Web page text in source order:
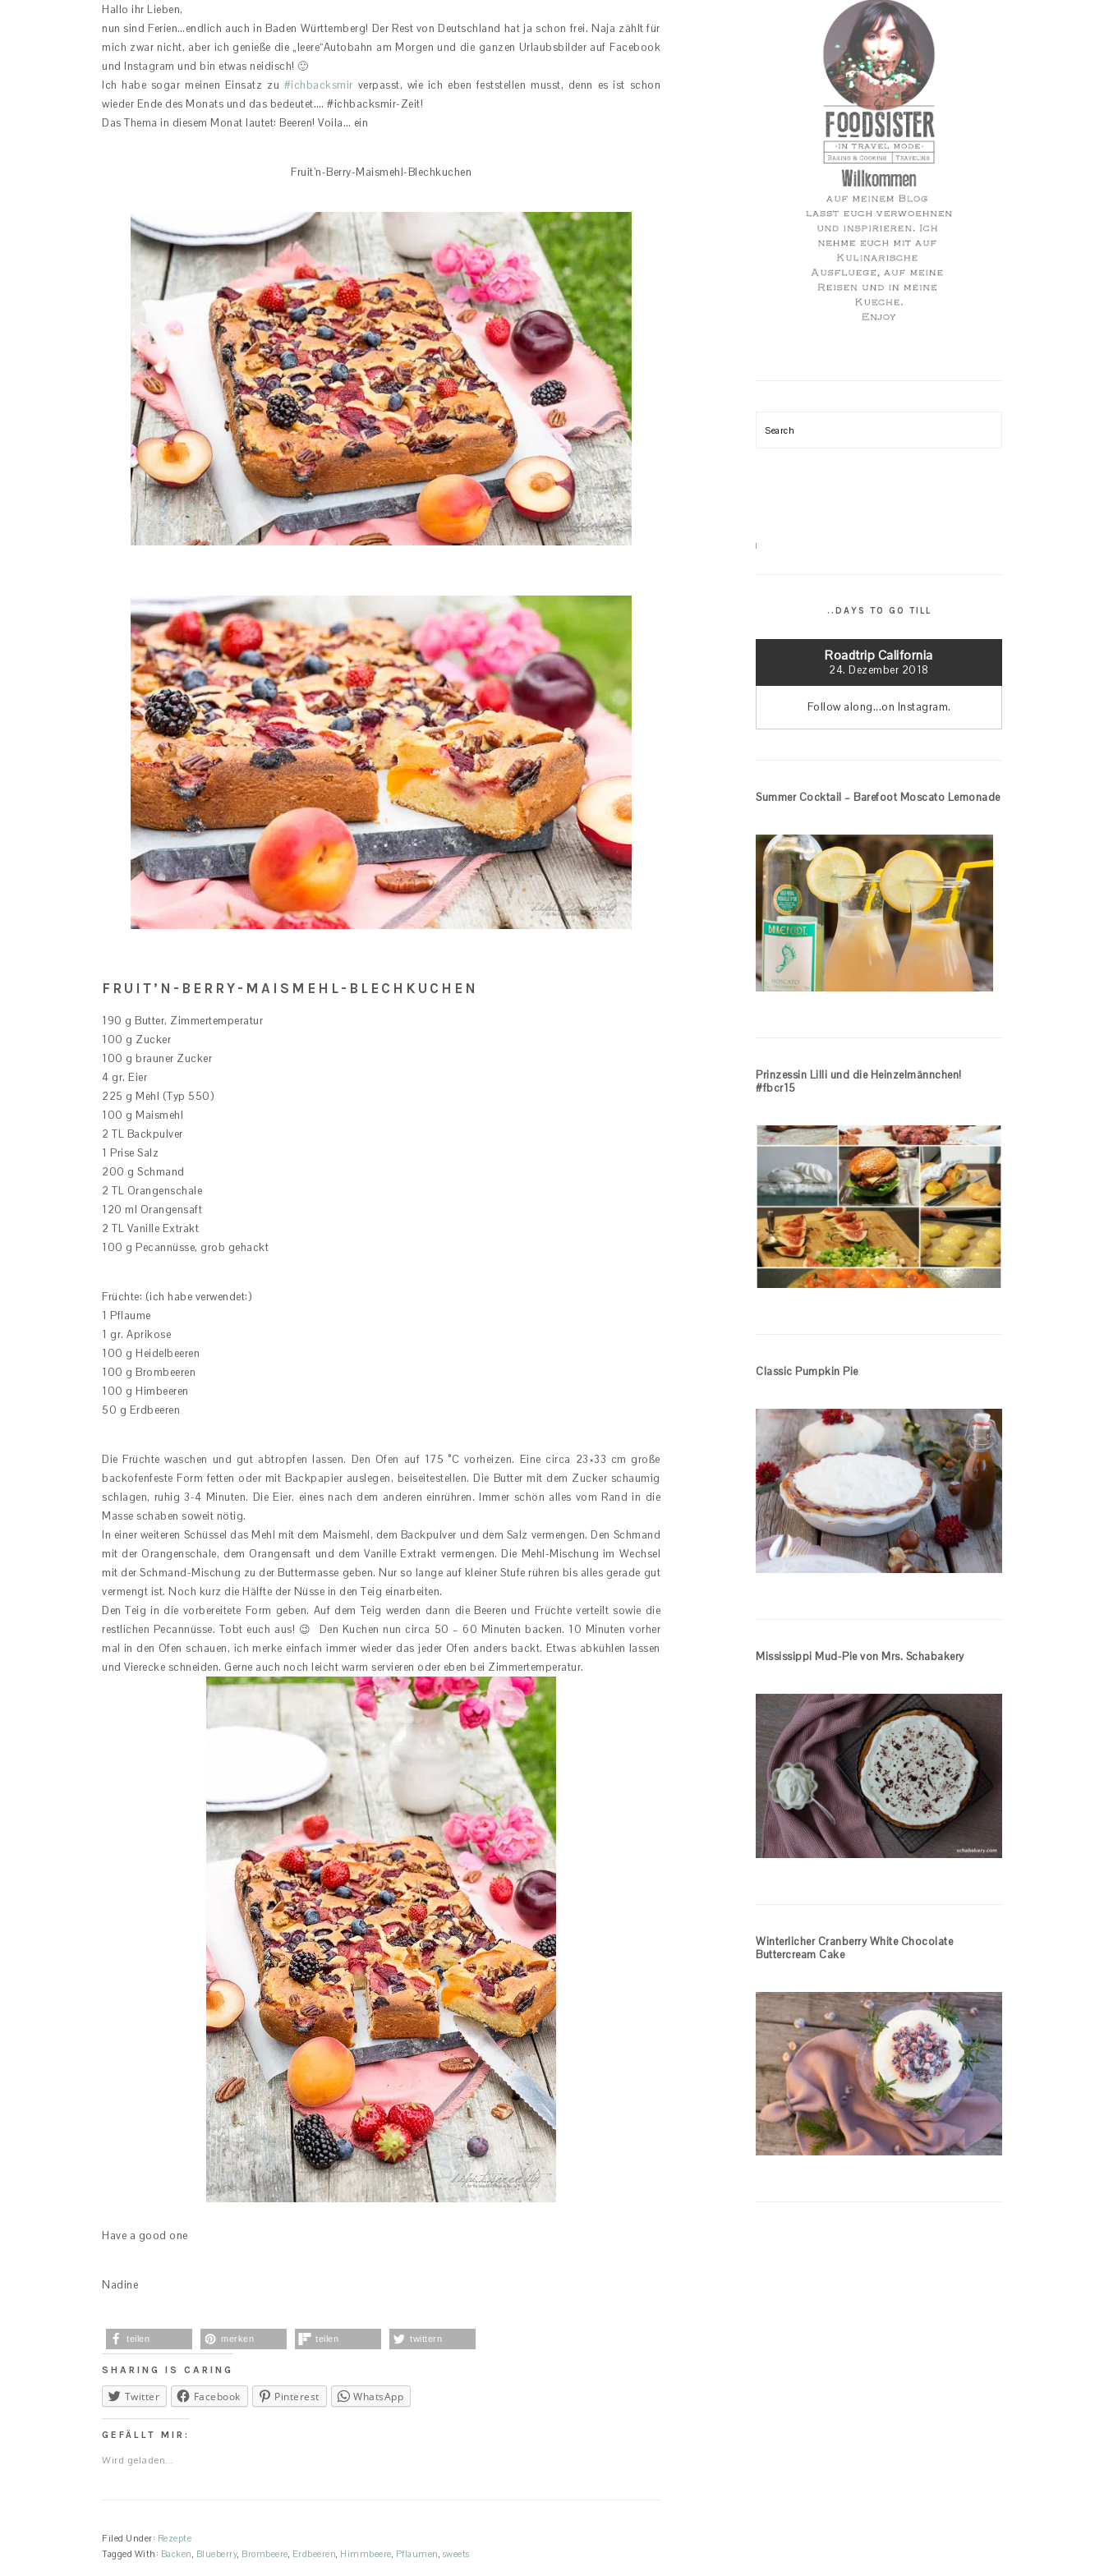
Hallo ihr Lieben,
nun sind Ferien…endlich auch in Baden Württemberg! Der Rest von Deutschland hat ja schon frei. Naja zählt für
mich zwar nicht, aber ich genieße die „leere“Autobahn am Morgen und die ganzen Urlaubsbilder auf Facebook
und Instagram und bin etwas neidisch! 🙂
Ich habe sogar meinen Einsatz zu #ichbacksmir verpasst, wie ich eben feststellen musst, denn es ist schon
wieder Ende des Monats und das bedeutet…. #ichbacksmir-Zeit!
Das Thema in diesem Monat lautet: Beeren! Voila… ein
Fruit’n-Berry-Maismehl-Blechkuchen
FRUIT’N-BERRY-MAISMEHL-BLECHKUCHEN
190 g Butter, Zimmertemperatur
100 g Zucker
100 g brauner Zucker
4 gr. Eier
225 g Mehl (Typ 550)
100 g Maismehl
2 TL Backpulver
1 Prise Salz
200 g Schmand
2 TL Orangenschale
120 ml Orangensaft
2 TL Vanille Extrakt
100 g Pecannüsse, grob gehackt
Früchte: (ich habe verwendet:)
1 Pflaume
1 gr. Aprikose
100 g Heidelbeeren
100 g Brombeeren
100 g Himbeeren
50 g Erdbeeren
Die Früchte waschen und gut abtropfen lassen. Den Ofen auf 175 °C vorheizen. Eine circa 23×33 cm große
backofenfeste Form fetten oder mit Backpapier auslegen, beiseitestellen. Die Butter mit dem Zucker schaumig
schlagen, ruhig 3-4 Minuten. Die Eier, eines nach dem anderen einrühren. Immer schön alles vom Rand in die
Masse schaben soweit nötig.
In einer weiteren Schüssel das Mehl mit dem Maismehl, dem Backpulver und dem Salz vermengen. Den Schmand
mit der Orangenschale, dem Orangensaft und dem Vanille Extrakt vermengen. Die Mehl-Mischung im Wechsel
mit der Schmand-Mischung zu der Buttermasse geben. Nur so lange auf kleiner Stufe rühren bis alles gerade gut
vermengt ist. Noch kurz die Hälfte der Nüsse in den Teig einarbeiten.
Den Teig in die vorbereitete Form geben. Auf dem Teig werden dann die Beeren und Früchte verteilt sowie die
restlichen Pecannüsse. Tobt euch aus! 😉 Den Kuchen nun circa 50 – 60 Minuten backen. 10 Minuten vorher
mal in den Ofen schauen, ich merke einfach immer wieder das jeder Ofen anders backt. Etwas abkühlen lassen
und Vierecke schneiden. Gerne auch noch leicht warm servieren oder eben bei Zimmertemperatur.
Have a good one
Nadine
teilen merken teilen twittern
SHARING IS CARING
Twitter Facebook Pinterest WhatsApp
GEFÄLLT MIR:
Wird geladen...
Filed Under: Rezepte
Tagged With: Backen, Blueberry, Brombeere, Erdbeeren, Himmbeere, Pflaumen, sweets
Search
..DAYS TO GO TILL
Roadtrip California
24. Dezember 2018
Follow along...on Instagram.
Summer Cocktail – Barefoot Moscato Lemonade
Prinzessin Lilli und die Heinzelmännchen!
#fbcr15
Classic Pumpkin Pie
Mississippi Mud-Pie von Mrs. Schabakery
Winterlicher Cranberry White Chocolate
Buttercream Cake